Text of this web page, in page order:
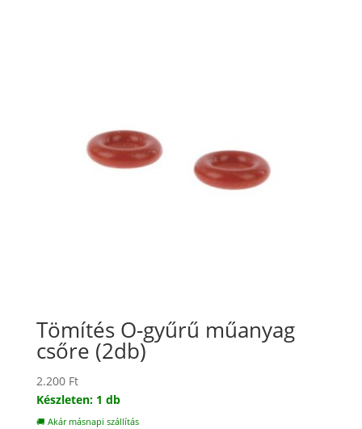
Tömítés O-gyűrű műanyag
csőre (2db)
2.200 Ft
Készleten: 1 db
🚚 Akár másnapi szállítás